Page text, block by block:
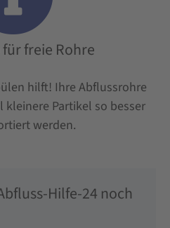
Hilfe-24 noch
freie Rohre
hilft! Ihre Abflussrohre
Partikel so besser
werden.